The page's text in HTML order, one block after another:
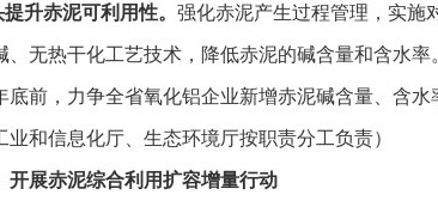
升赤泥可利用性。 强化赤泥产生过程管理，实施
、无热干化工艺技术，降低赤泥的碱含量和含水
底前，力争全省氧化铝企业新增赤泥碱含量、含
业和信息化厅、生态环境厅按职责分工负责）
开展赤泥综合利用扩容增量行动